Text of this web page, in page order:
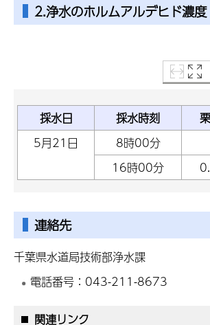
2.浄水のホルムアルデヒド濃度
採水日 採水時刻
5月21日
8時00分
16時00分
連絡先
千葉県水道局技術部浄水課
電話番号：043-211-8673
関連リンク